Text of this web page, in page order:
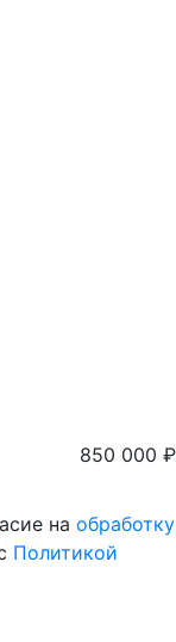
850 000 ₽
на обработку
Политикой